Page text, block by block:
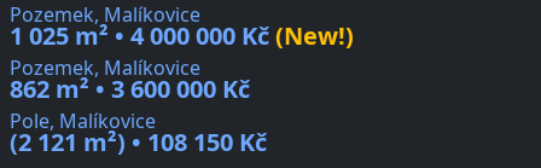
Pozemek, Malíkovice
1 025 m² • 4 000 000 Kč(New!)
Pozemek, Malíkovice
862 m² • 3 600 000 Kč
Pole, Malíkovice
(2 121 m²) • 108 150 Kč